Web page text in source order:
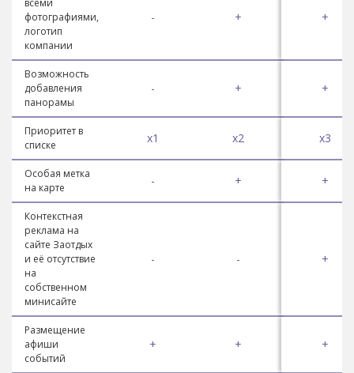
всеми
фотографиями,
логотип
компании
- + +
Возможность
добавления
панорамы
- + +
Приоритет в
списке
x1 x2 x3
Особая метка
на карте
- + +
Контекстная
реклама на
сайте Заотдых
и её отсутствие
на
собственном
минисайте
- - +
Размещение
афиши
событий
+ + +